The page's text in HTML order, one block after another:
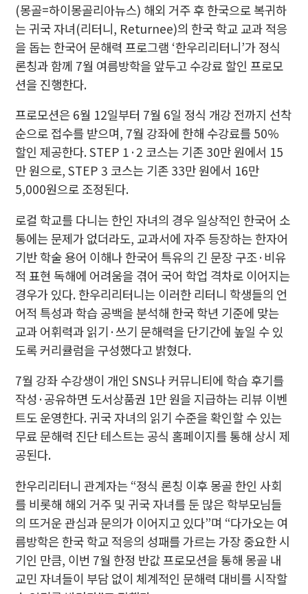
(몽골=하이몽골리아뉴스) 해외 거주 후 한국으로 복귀하
는 귀국 자녀(리터니, Returnee)의 한국 학교 교과 적응
을 돕는 한국어 문해력 프로그램 ‘한우리리터니’가 정식
론칭과 함께 7월 여름방학을 앞두고 수강료 할인 프로모
션을 진행한다.
프로모션은 6월 12일부터 7월 6일 정식 개강 전까지 선착
순으로 접수를 받으며, 7월 강좌에 한해 수강료를 50%
할인 제공한다. STEP 1·2 코스는 기존 30만 원에서 15
만 원으로, STEP 3 코스는 기존 33만 원에서 16만
5,000원으로 조정된다.
로컬 학교를 다니는 한인 자녀의 경우 일상적인 한국어 소
통에는 문제가 없더라도, 교과서에 자주 등장하는 한자어
기반 학술 용어 이해나 한국어 특유의 긴 문장 구조·비유
적 표현 독해에 어려움을 겪어 국어 학업 격차로 이어지는
경우가 있다. 한우리리터니는 이러한 리터니 학생들의 언
어적 특성과 학습 공백을 분석해 한국 학년 기준에 맞는
교과 어휘력과 읽기·쓰기 문해력을 단기간에 높일 수 있
도록 커리큘럼을 구성했다고 밝혔다.
7월 강좌 수강생이 개인 SNS나 커뮤니티에 학습 후기를
작성·공유하면 도서상품권 1만 원을 지급하는 리뷰 이벤
트도 운영한다. 귀국 자녀의 읽기 수준을 확인할 수 있는
무료 문해력 진단 테스트는 공식 홈페이지를 통해 상시 제
공된다.
한우리리터니 관계자는 “정식 론칭 이후 몽골 한인 사회
를 비롯해 해외 거주 및 귀국 자녀를 둔 많은 학부모님들
의 뜨거운 관심과 문의가 이어지고 있다”며 “다가오는 여
름방학은 한국 학교 적응의 성패를 가르는 가장 중요한 시
기인 만큼, 이번 7월 한정 반값 프로모션을 통해 몽골 내
교민 자녀들이 부담 없이 체계적인 문해력 대비를 시작할